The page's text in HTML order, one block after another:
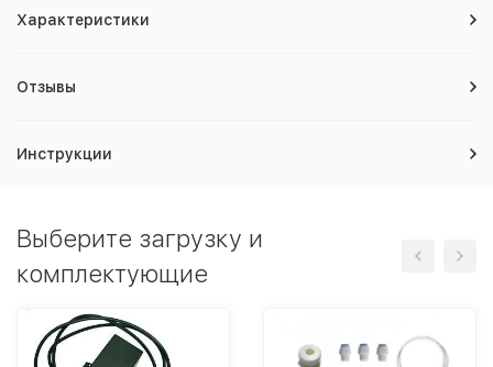
Характеристики
Отзывы
Инструкции
Выберите загрузку и
комплектующие